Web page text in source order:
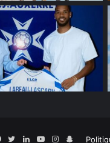
Facebook
Twitter
LinkedinYouTubeInstagram
Snapchat